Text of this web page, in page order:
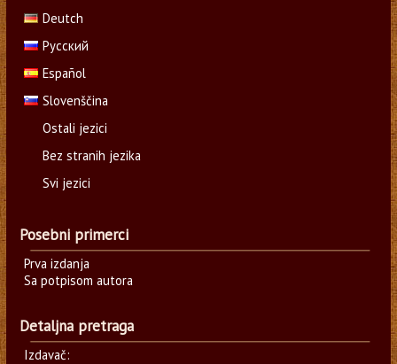
Deutch
Русский
Español
Slovenščina
Ostali jezici
Bez stranih jezika
Svi jezici
Posebni primerci
Prva izdanja
Sa potpisom autora
Detaljna pretraga
Izdavač: